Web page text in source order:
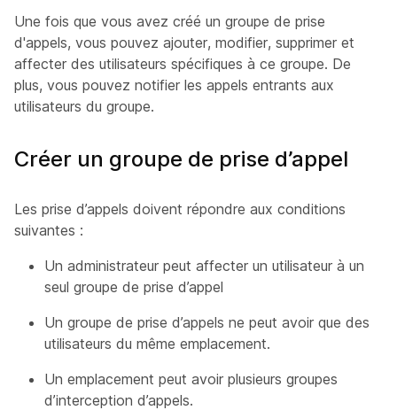
Une fois que vous avez créé un groupe de prise
d'appels, vous pouvez ajouter, modifier, supprimer et
affecter des utilisateurs spécifiques à ce groupe. De
plus, vous pouvez notifier les appels entrants aux
utilisateurs du groupe.
Créer un groupe de prise d’appel
Les prise d’appels doivent répondre aux conditions
suivantes :
Un administrateur peut affecter un utilisateur à un
seul groupe de prise d’appel
Un groupe de prise d’appels ne peut avoir que des
utilisateurs du même emplacement.
Un emplacement peut avoir plusieurs groupes
d’interception d’appels.